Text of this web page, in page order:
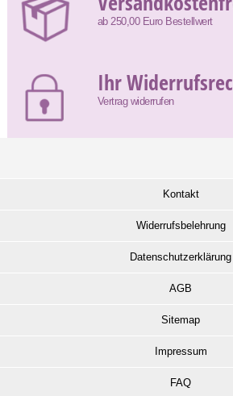
ab 250,00 Euro Bestellwert
Ihr
Vertrag widerrufen
Kontakt
Widerrufsbelehrung
Datenschutzerklärung
AGB
Sitemap
Impressum
FAQ